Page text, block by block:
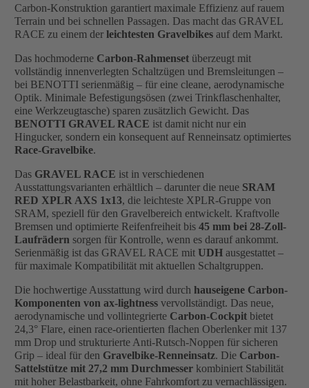
Carbon-Konstruktion garantiert maximale Effizienz auf rauem
Terrain und bei schnellen Passagen. Das macht das GRAVEL
RACE zu einem der leichtesten Gravelbikes auf dem Markt.
Das hochmoderne Carbon-Rahmenset überzeugt mit
vollständig innenverlegten Schaltzügen und Bremsleitungen –
bei BENOTTI serienmäßig – für eine cleane, aerodynamische
Optik. Minimale Befestigungsösen (zwei Trinkflaschenhalter,
eine Werkzeugtasche) sparen zusätzlich Gewicht. Das
BENOTTI GRAVEL RACE ist damit nicht nur ein
Hingucker, sondern ein konsequent auf Renneinsatz optimiertes
Race-Gravelbike.
Das GRAVEL RACE ist in verschiedenen
Ausstattungsvarianten erhältlich – darunter die neue SRAM
RED XPLR AXS 1x13, die leichteste XPLR-Gruppe von
SRAM, speziell für den Gravelbereich entwickelt. Kraftvolle
Bremsen und optimierte Reifenfreiheit bis 45 mm bei 28-Zoll-
Laufrädern sorgen für Kontrolle, wenn es darauf ankommt.
Serienmäßig ist das GRAVEL RACE mit UDH ausgestattet –
für maximale Kompatibilität mit aktuellen Schaltgruppen.
Die hochwertige Ausstattung wird durch hauseigene Carbon-
Komponenten von ax-lightness vervollständigt. Das neue,
aerodynamische und vollintegrierte Carbon-Cockpit bietet
24,3° Flare, einen race-orientierten flachen Oberlenker mit 137
mm Drop und strukturierte Anti-Rutsch-Noppen für sicheren
Grip – ideal für den Gravelbike-Renneinsatz. Die Carbon-
Sattelstütze mit 27,2 mm Durchmesser kombiniert Stabilität
mit hoher Belastbarkeit, ohne Fahrkomfort zu vernachlässigen.